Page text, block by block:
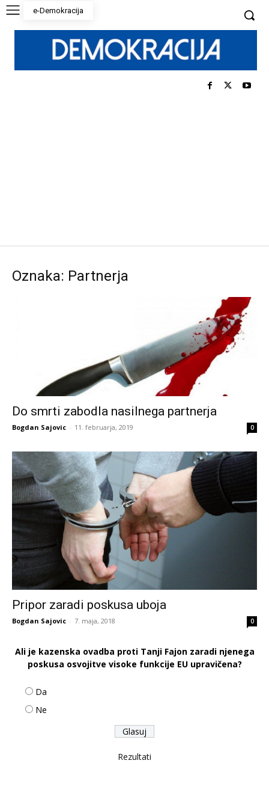
e-Demokracija
Oznaka: Partnerja
Do smrti zabodla nasilnega partnerja
Bogdan Sajovic - 11. februarja, 2019 0
Pripor zaradi poskusa uboja
Bogdan Sajovic - 7. maja, 2018 0
Ali je kazenska ovadba proti Tanji Fajon zaradi njenega
poskusa osvojitve visoke funkcije EU upravičena?
Da
Ne
Rezultati